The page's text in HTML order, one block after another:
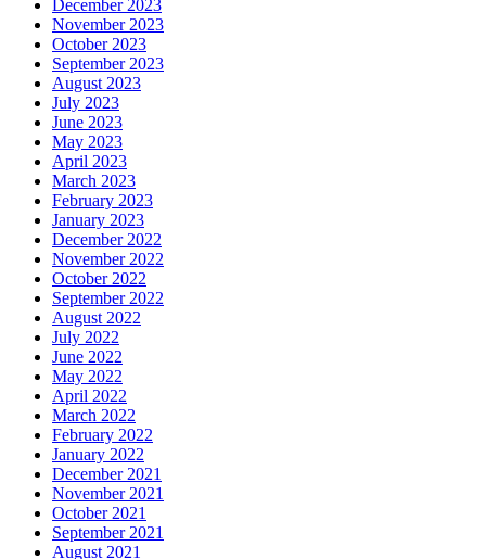
December 2023
November 2023
October 2023
September 2023
August 2023
July 2023
June 2023
May 2023
April 2023
March 2023
February 2023
January 2023
December 2022
November 2022
October 2022
September 2022
August 2022
July 2022
June 2022
May 2022
April 2022
March 2022
February 2022
January 2022
December 2021
November 2021
October 2021
September 2021
August 2021